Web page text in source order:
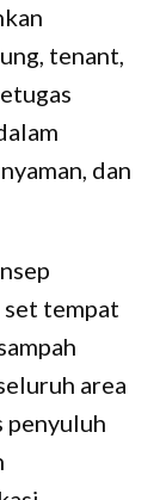
tenant,
dan
tempat
area
penyuluh